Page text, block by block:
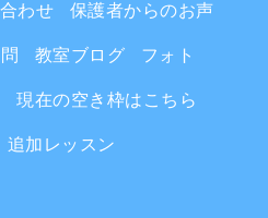
わせ 保護者からのお声
教室ブログ フォト
現在の空き枠はこちら
追加レッスン